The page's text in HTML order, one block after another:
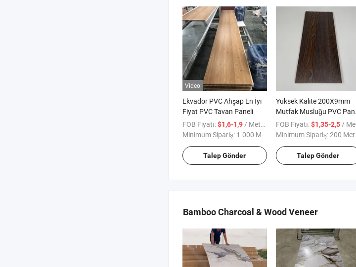
Video
Ekvador PVC Ahşap En İyi
Fiyat PVC Tavan Paneli
FOB Fiyatı:$1,6-1,9 / Metre kare
Minimum Sipariş: 1.000 Metrekare
Talep Gönder
Yüksek Kalite 200X9mm
Mutfak Musluğu PVC Panel
Çin Tavan
FOB Fiyatı:$1,35-2,5 / Metre kare
Minimum Sipariş:200 Metrekare
Talep Gönder
Bamboo Charcoal & Wood Veneer